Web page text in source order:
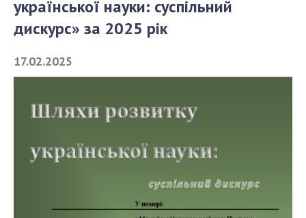
СТРУКТУРА
Президія НАН України
Секція фізико-технічних і математичних
Секція хімічних і біологічних наук
Установи при Президії
Ради, комітети та комісії
української науки: суспільний
дискурс» за 2025 рік
17.02.2025